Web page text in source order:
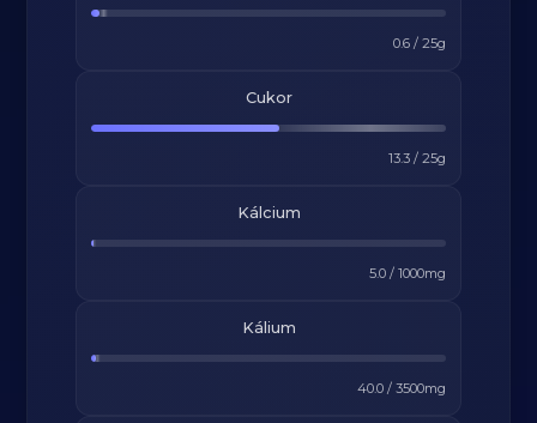
0.6/ 25g
Cukor
13.3/ 25g
Kálcium
5.0/ 1000mg
Kálium
40.0/ 3500mg